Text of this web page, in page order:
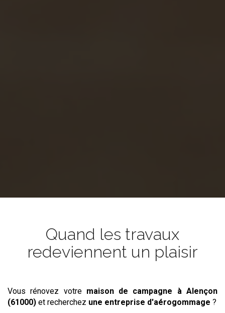
Quand les travaux
redeviennent un plaisir
Vous rénovez votre maison de campagne à Alençon
(61000) et recherchez une entreprise d'aérogommage ?